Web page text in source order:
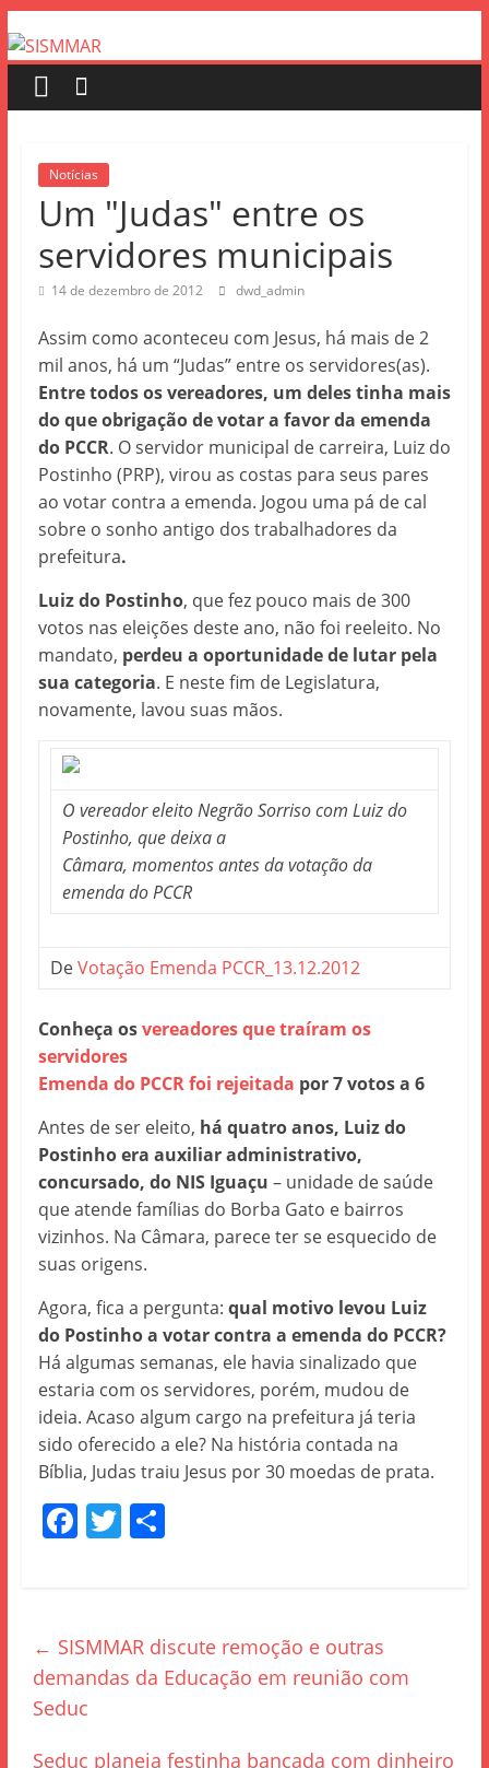
Notícias
Um "Judas" entre os
servidores municipais
14 de dezembro de 2012 dwd_admin
Assim como aconteceu com Jesus, há mais de 2
mil anos, há um “Judas” entre os servidores(as).
Entre todos os vereadores, um deles tinha mais
do que obrigação de votar a favor da emenda
do PCCR. O servidor municipal de carreira, Luiz do
Postinho (PRP), virou as costas para seus pares
ao votar contra a emenda. Jogou uma pá de cal
sobre o sonho antigo dos trabalhadores da
prefeitura.
Luiz do Postinho, que fez pouco mais de 300
votos nas eleições deste ano, não foi reeleito. No
mandato, perdeu a oportunidade de lutar pela
sua categoria. E neste fim de Legislatura,
novamente, lavou suas mãos.
O vereador eleito Negrão Sorriso com Luiz do
Postinho, que deixa a
Câmara, momentos antes da votação da
emenda do PCCR
DeVotação Emenda PCCR_13.12.2012
Conheça osvereadores que traíram os
servidores
Emenda do PCCR foi rejeitada por 7 votos a 6
Antes de ser eleito, há quatro anos, Luiz do
Postinho era auxiliar administrativo,
concursado, do NIS Iguaçu – unidade de saúde
que atende famílias do Borba Gato e bairros
vizinhos. Na Câmara, parece ter se esquecido de
suas origens.
Agora, fica a pergunta: qual motivo levou Luiz
do Postinho a votar contra a emenda do PCCR?
Há algumas semanas, ele havia sinalizado que
estaria com os servidores, porém, mudou de
ideia. Acaso algum cargo na prefeitura já teria
sido oferecido a ele? Na história contada na
Bíblia, Judas traiu Jesus por 30 moedas de prata.
F
b
o
o
T S
← SISMMAR discute remoção e outras
demandas da Educação em reunião com
Seduc
Seduc planeja festinha bancada com dinheiro